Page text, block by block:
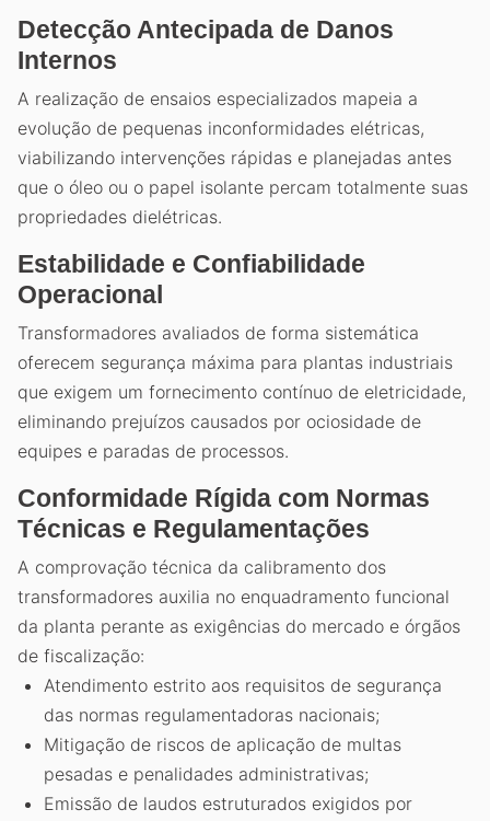
Detecção Antecipada de Danos
Internos
A realização de ensaios especializados mapeia a
evolução de pequenas inconformidades elétricas,
viabilizando intervenções rápidas e planejadas antes
que o óleo ou o papel isolante percam totalmente suas
propriedades dielétricas.
Estabilidade e Confiabilidade
Operacional
Transformadores avaliados de forma sistemática
oferecem segurança máxima para plantas industriais
que exigem um fornecimento contínuo de eletricidade,
eliminando prejuízos causados por ociosidade de
equipes e paradas de processos.
Conformidade Rígida com Normas
Técnicas e Regulamentações
A comprovação técnica da calibramento dos
transformadores auxilia no enquadramento funcional
da planta perante as exigências do mercado e órgãos
de fiscalização:
Atendimento estrito aos requisitos de segurança
das normas regulamentadoras nacionais;
Mitigação de riscos de aplicação de multas
pesadas e penalidades administrativas;
Emissão de laudos estruturados exigidos por